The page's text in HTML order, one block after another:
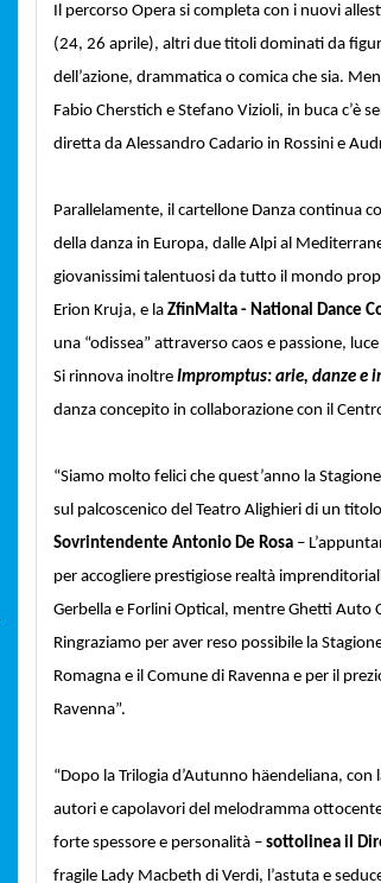
Il percorso Opera si completa con i nuovi
(24, 26 aprile), altri due titoli dominati da
dell’azione, drammatica o comica che sia.
Fabio Cherstich e Stefano Vizioli, in buca c’è
diretta da Alessandro Cadario in Rossini e
Parallelamente, il cartellone Danza continua
della danza in Europa, dalle Alpi al
giovanissimi talentuosi da tutto il mondo
Erion Kruja, e la ZfinMalta - National Dance
una “odissea” attraverso caos e passione,
Si rinnova inoltre Impromptus: arie, danze e
danza concepito in collaborazione con il
“Siamo molto felici che quest’anno la
sul palcoscenico del Teatro Alighieri di un
Sovrintendente Antonio De Rosa –
per accogliere prestigiose realtà
Gerbella e Forlini Optical, mentre Ghetti Auto
Ringraziamo per aver reso possibile la
Romagna e il Comune di Ravenna e per il
Ravenna”.
“Dopo la Trilogia d’Autunno häendeliana,
autori e capolavori del melodramma
forte spessore e personalità – sottolinea il
fragile Lady Macbeth di Verdi, l’astuta e